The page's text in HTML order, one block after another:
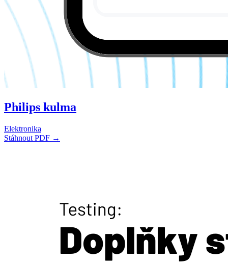
Philips kulma
Elektronika
Stáhnout PDF →